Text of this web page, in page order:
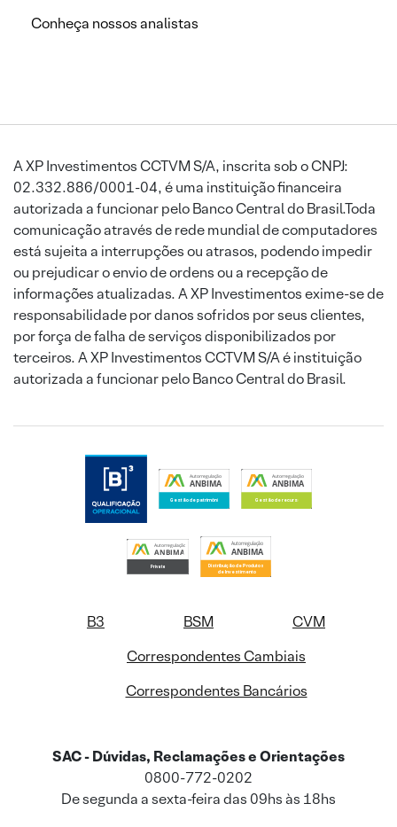
Conheça nossos analistas
A XP Investimentos CCTVM S/A, inscrita sob o CNPJ:
02.332.886/0001-04, é uma instituição financeira
autorizada a funcionar pelo Banco Central do Brasil.Toda
comunicação através de rede mundial de computadores
está sujeita a interrupções ou atrasos, podendo impedir
ou prejudicar o envio de ordens ou a recepção de
informações atualizadas. A XP Investimentos exime-se de
responsabilidade por danos sofridos por seus clientes,
por força de falha de serviços disponibilizados por
terceiros. A XP Investimentos CCTVM S/A é instituição
autorizada a funcionar pelo Banco Central do Brasil.
B3 BSM
CVM
Correspondentes Cambiais
Correspondentes Bancários
SAC - Dúvidas, Reclamações e Orientações
0800-772-0202
De segunda a sexta-feira das 09hs às 18hs